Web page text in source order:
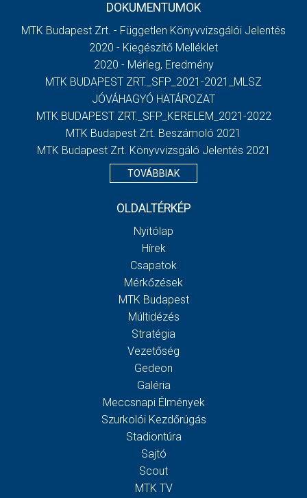
DOKUMENTUMOK
MTK Budapest Zrt. - Független Könyvvizsgálói Jelentés
2020 - Kiegészítő Melléklet
2020 - Mérleg, Eredmény
MTK BUDAPEST ZRT._SFP_2021-2021_MLSZ
JÓVÁHAGYÓ HATÁROZAT
MTK BUDAPEST ZRT._SFP_KERELEM_2021-2022
MTK Budapest Zrt. Beszámoló 2021
MTK Budapest Zrt. Könyvvizsgáló Jelentés 2021
TOVÁBBIAK
OLDALTÉRKÉP
Nyitólap
Hírek
Csapatok
Mérkőzések
MTK Budapest
Múltidézés
Stratégia
Vezetőség
Gedeon
Galéria
Meccsnapi Élmények
Szurkolói Kezdőrúgás
Stadiontúra
Sajtó
Scout
MTK TV